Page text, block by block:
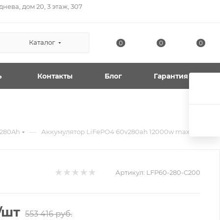
дом 20, 3 этаж, 307
Каталог 0 0 0
Контакты Блог Гарантия
— Аккумулятор LiFePO4 60v280ah 12000w max
Артикул: LFP60-280-C200
553 416руб.